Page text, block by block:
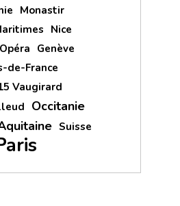
Monastir
Nice
Genève
de-France
Vaugirard
Occitanie
Suisse